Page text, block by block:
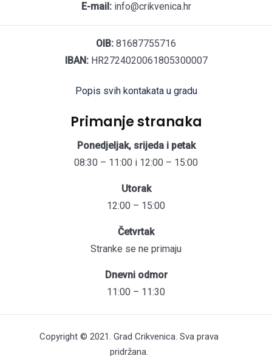
E-mail:info@crikvenica.hr
OIB: 81687755716
IBAN:HR2724020061805300007
Popis svih kontakata u gradu
Primanje stranaka
Ponedjeljak, srijeda i petak
08:30 – 11:00 i 12:00 – 15:00
Utorak
12:00 – 15:00
Četvrtak
Stranke se ne primaju
Dnevni odmor
11:00 – 11:30
Copyright © 2021. Grad Crikvenica. Sva prava
pridržana.